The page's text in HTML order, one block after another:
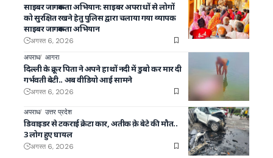
साइबर जागरूकता अभियान: साइबर अपराधों से लोगों
को सुरक्षित रखने हेतु पुलिस द्वारा चलाया गया व्यापक
साइबर जागरूकता अभियान
अगस्त 6, 2026
अपराध आगरा
दिल्ली के क्रूर पिता ने अपने हाथों नदी में डुबो कर मार दी
गर्भवती बेटी.. अब वीडियो आई सामने
अगस्त 6, 2026
अपराध उत्तर प्रदेश
डिवाइडर से टकराई क्रेटा कार, अतीक क़े बेटे की मौत..
3 लोग हुए घायल
अगस्त 6, 2026